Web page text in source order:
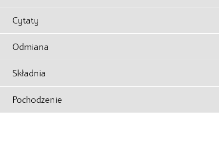
Cytaty
Odmiana
Składnia
Pochodzenie